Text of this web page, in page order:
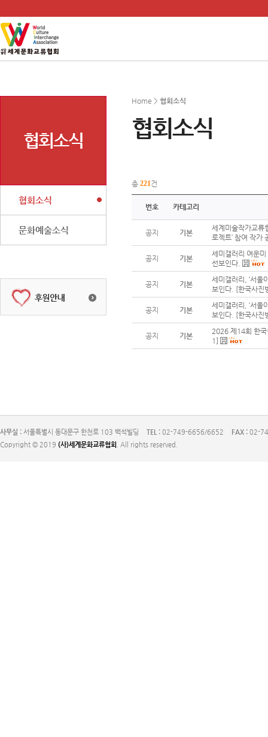
협회소식
협회소식
문화예술소식
Home > 협회소식
협회소식
총 221건
번호 카테고리
공지 기본
세계미술작가교류
로젝트’ 참여 작가
공지 기본
세미갤러리 여운미
선보인다.
공지 기본
세미갤러리, ‘서울
보인다. [한국사
공지 기본
세미갤러리, ‘서울
보인다. [한국사
공지 기본
2026 제14회 한
1]
사무실 : 서울특별시 동대문구 한천로 103 백석빌딩 TEL : 02-749-6656/6652 FAX : 02-
Copyright © 2019 (사)세계문화교류협회 . All rights reserved.